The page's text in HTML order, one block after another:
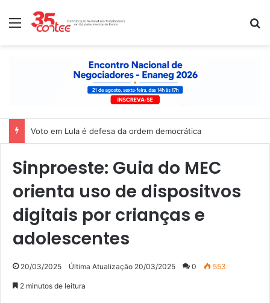
Menu
Voto em Lula é defesa da ordem democrática
Sinproeste: Guia do MEC
orienta uso de dispositvos
digitais por crianças e
adolescentes
20/03/2025 Última Atualização 20/03/2025 0 553
2 minutos de leitura